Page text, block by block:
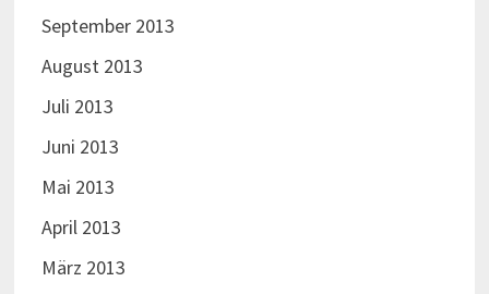
September 2013
August 2013
Juli 2013
Juni 2013
Mai 2013
April 2013
März 2013